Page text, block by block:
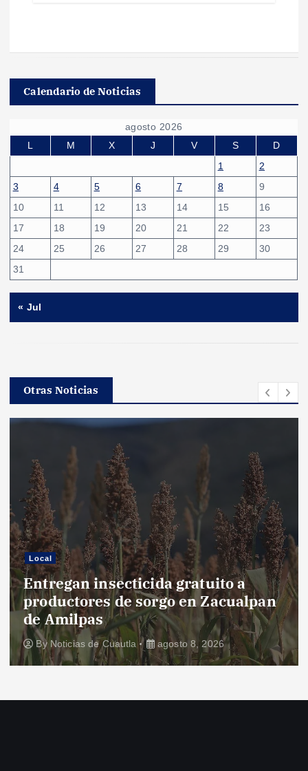
Calendario de Noticias
agosto 2026
L
M X J V S
D
1
2
3
4 5 6 7 8
9
10
11 12 13 14 15
16
17
18 19 20 21 22
23
24
25 26 27 28 29
30
31
« Jul
Otras Noticias
Local
Entregan insecticida gratuito a
productores de sorgo en Zacualpan
de Amilpas
By Noticias de Cuautla agosto 8, 2026